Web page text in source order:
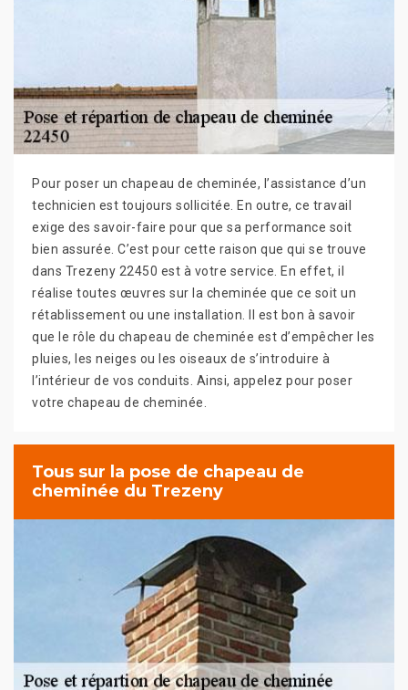
Pour poser un chapeau de cheminée, l’assistance d’un
technicien est toujours sollicitée. En outre, ce travail
exige des savoir-faire pour que sa performance soit
bien assurée. C’est pour cette raison que qui se trouve
dans Trezeny 22450 est à votre service. En effet, il
réalise toutes œuvres sur la cheminée que ce soit un
rétablissement ou une installation. Il est bon à savoir
que le rôle du chapeau de cheminée est d’empêcher les
pluies, les neiges ou les oiseaux de s’introduire à
l’intérieur de vos conduits. Ainsi, appelez pour poser
votre chapeau de cheminée.
Tous sur la pose de chapeau de
cheminée du Trezeny